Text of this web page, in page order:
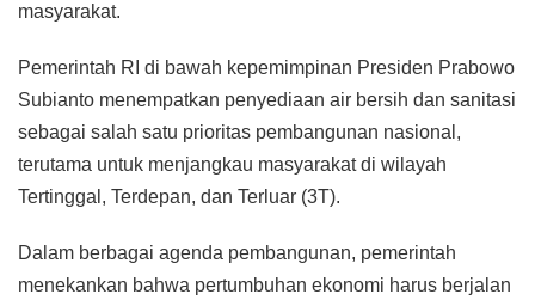
masyarakat.
Pemerintah RI di bawah kepemimpinan Presiden Prabowo
Subianto menempatkan penyediaan air bersih dan sanitasi
sebagai salah satu prioritas pembangunan nasional,
terutama untuk menjangkau masyarakat di wilayah
Tertinggal, Terdepan, dan Terluar (3T).
Dalam berbagai agenda pembangunan, pemerintah
menekankan bahwa pertumbuhan ekonomi harus berjalan